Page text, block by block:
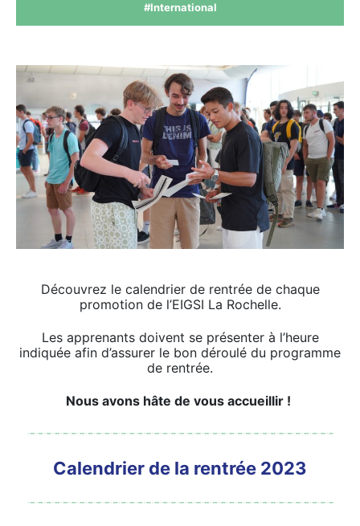
#International
Découvrez le calendrier de rentrée de chaque
promotion de l’EIGSI La Rochelle.
Les apprenants doivent se présenter à l’heure
indiquée afin d’assurer le bon déroulé du programme
de rentrée.
Nous avons hâte de vous accueillir !
Calendrier de la rentrée 2023